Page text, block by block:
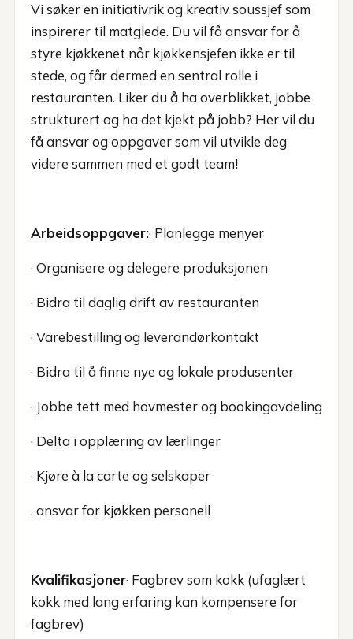
Vi søker en initiativrik og kreativ soussjef som
inspirerer til matglede. Du vil få ansvar for å
styre kjøkkenet når kjøkkensjefen ikke er til
stede, og får dermed en sentral rolle i
restauranten. Liker du å ha overblikket, jobbe
strukturert og ha det kjekt på jobb? Her vil du
få ansvar og oppgaver som vil utvikle deg
videre sammen med et godt team!
Arbeidsoppgaver:· Planlegge menyer
· Organisere og delegere produksjonen
· Bidra til daglig drift av restauranten
· Varebestilling og leverandørkontakt
· Bidra til å finne nye og lokale produsenter
· Jobbe tett med hovmester og bookingavdeling
· Delta i opplæring av lærlinger
· Kjøre à la carte og selskaper
. ansvar for kjøkken personell
Kvalifikasjoner· Fagbrev som kokk (ufaglært
kokk med lang erfaring kan kompensere for
fagbrev)